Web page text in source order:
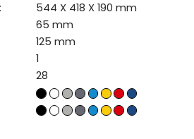
544 X 418 X 190 mm
65 mm
125 mm
1
28